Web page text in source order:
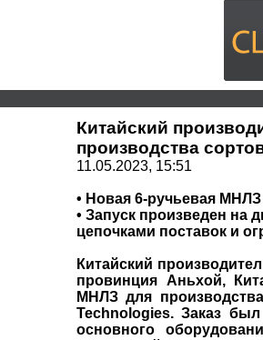
Китайский
производства
11.05.2023, 15:51
• Новая 6-ручьевая
• Запуск произведен на
цепочками поставок и
Китайский
провинция Аньхой,
МНЛЗ для
Technologies. Заказ
основного